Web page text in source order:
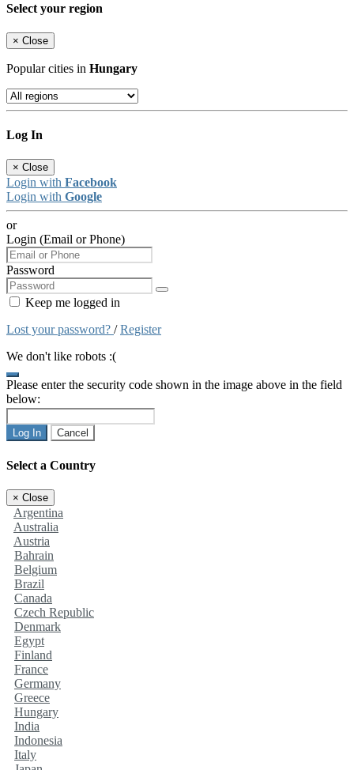
Select your region
× Close
Popular cities in Hungary
Log In
× Close
Login with Facebook
Login with Google
or
Login (Email or Phone)
Password
Keep me logged in
Lost your password? /Register
We don't like robots :(
Please enter the security code shown in the image above in the field
below:
Log In Cancel
Select a Country
× Close
Argentina
Australia
Austria
Bahrain
Belgium
Brazil
Canada
Czech Republic
Denmark
Egypt
Finland
France
Germany
Greece
Hungary
India
Indonesia
Italy